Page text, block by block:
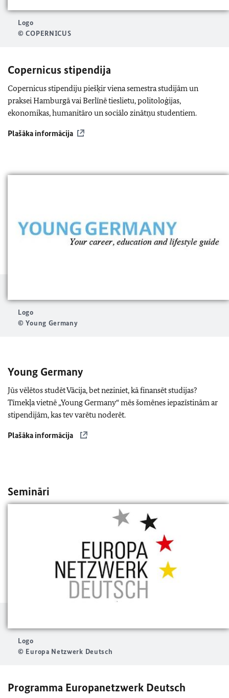
Logo
© COPERNICUS
Copernicus stipendija
Copernicus stipendiju piešķir viena semestra studijām un
praksei Hamburgā vai Berlīnē tieslietu, politoloģijas,
ekonomikas, humanitāro un sociālo zinātņu studentiem.
Plašāka informācija
Logo
© Young Germany
Young Germany
Jūs vēlētos studēt Vācija, bet neziniet, kā finansēt studijas?
Tīmekļa vietnē „Young Germany“ mēs šomēnes iepazīstinām ar
stipendijām, kas tev varētu noderēt.
Plašāka informācija
Semināri
Logo
© Europa Netzwerk Deutsch
Programma Europanetzwerk Deutsch